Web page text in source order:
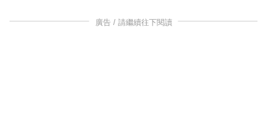
廣告 / 請繼續往下閱讀